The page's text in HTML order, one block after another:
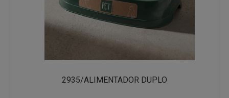
2935/ALIMENTADOR DUPLO